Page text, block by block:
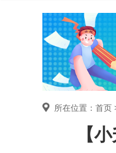
所在位置：首页
【